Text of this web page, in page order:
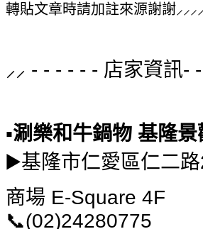
轉貼文章時請加註來源謝謝⸝⸝⸝⸝
⸝⸝ - - - - - - 店家資訊-
▪️涮樂和牛鍋物 基隆景
▶️基隆市仁愛區仁二
商場 E-Square 4F
📞(02)24280775